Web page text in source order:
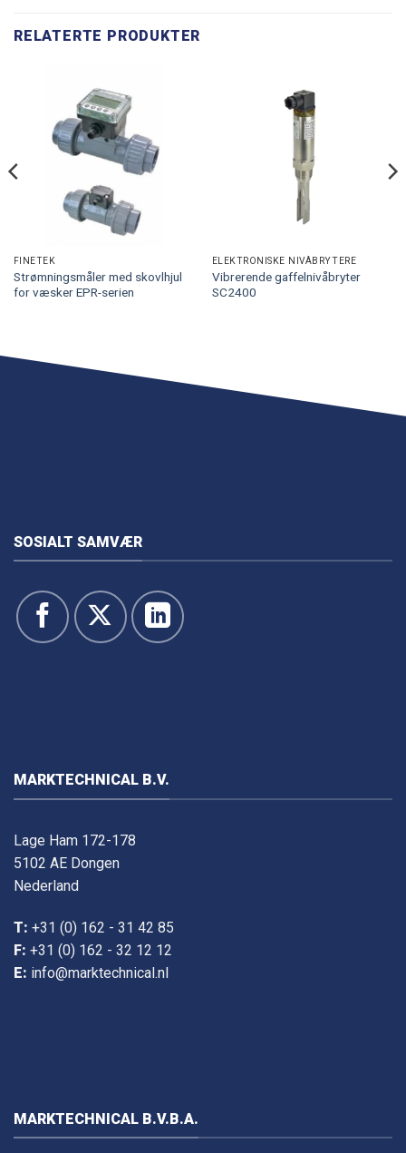
RELATERTE PRODUKTER
FINETEK
Strømningsmåler med skovlhjul
for væsker EPR-serien
ELEKTRONISKE NIVÅBRYTERE
Vibrerende gaffelnivåbryter
SC2400
SOSIALT SAMVÆR
MARKTECHNICAL B.V.
Lage Ham 172-178
5102 AE Dongen
Nederland
T: +31 (0) 162 - 31 42 85
F: +31 (0) 162 - 32 12 12
E: info@marktechnical.nl
MARKTECHNICAL B.V.B.A.